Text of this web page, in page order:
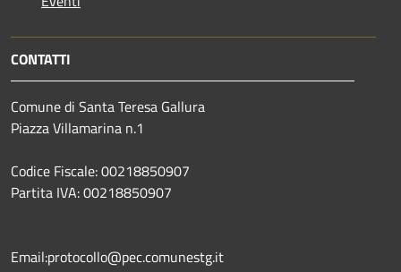
CONTATTI
Comune di Santa Teresa Gallura
Piazza Villamarina n.1
Codice Fiscale: 00218850907
Partita IVA: 00218850907
Email:protocollo@pec.comunestg.it